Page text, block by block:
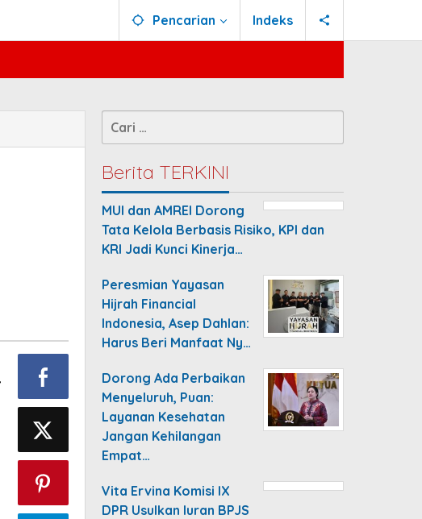
Pencarian Indeks
Cari
untuk:
Berita TERKINI
MUI dan AMREI Dorong
Tata Kelola Berbasis Risiko, KPI dan
KRI Jadi Kunci Kinerja…
Peresmian Yayasan
Hijrah Financial
Indonesia, Asep Dahlan:
Harus Beri Manfaat Ny…
Dorong Ada Perbaikan
Menyeluruh, Puan:
Layanan Kesehatan
Jangan Kehilangan
Empat…
Vita Ervina Komisi IX
DPR Usulkan Iuran BPJS